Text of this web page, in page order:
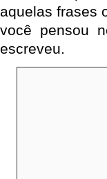
aquelas frases
você pensou
escreveu.